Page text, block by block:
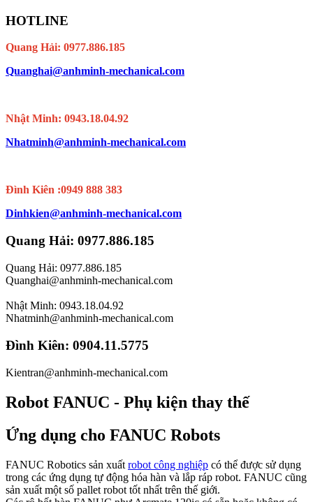
HOTLINE
Quang Hải: 0977.886.185
Quanghai@anhminh-mechanical.com
Nhật Minh: 0943.18.04.92
Nhatminh@anhminh-mechanical.com
Đình Kiên :0949 888 383
Dinhkien@anhminh-mechanical.com
Quang Hải: 0977.886.185
Quang Hải: 0977.886.185
Quanghai@anhminh-mechanical.com
Nhật Minh: 0943.18.04.92
Nhatminh@anhminh-mechanical.com
Đình Kiên: 0904.11.5775
Kientran@anhminh-mechanical.com
Robot FANUC - Phụ kiện thay thế
Ứng dụng cho FANUC Robots
FANUC Robotics sản xuất robot công nghiệp có thể được sử dụng
trong các ứng dụng tự động hóa hàn và lắp ráp robot. FANUC cũng
sản xuất một số pallet robot tốt nhất trên thế giới.